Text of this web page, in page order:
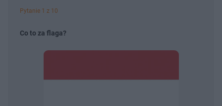
Pytanie 1 z 10
Co to za flaga?